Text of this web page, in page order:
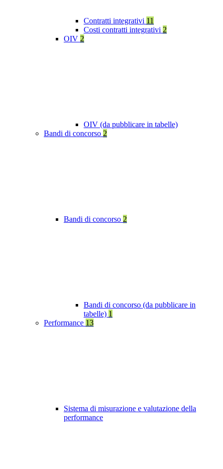
Contratti integrativi 11
Costi contratti integrativi 2
OIV 2
OIV (da pubblicare in tabelle)
Bandi di concorso 2
Bandi di concorso 2
Bandi di concorso (da pubblicare in
tabelle) 1
Performance 13
Sistema di misurazione e valutazione della
performance